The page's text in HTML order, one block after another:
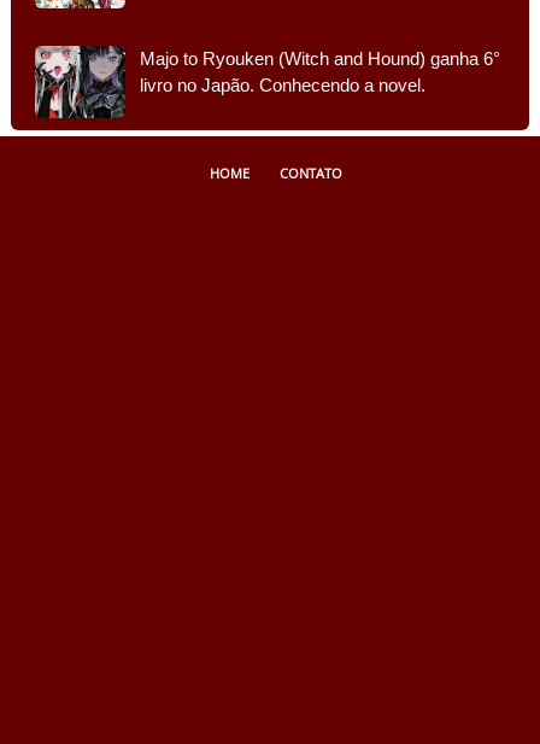
Majo to Ryouken (Witch and Hound) ganha 6°
livro no Japão. Conhecendo a novel.
HOME CONTATO